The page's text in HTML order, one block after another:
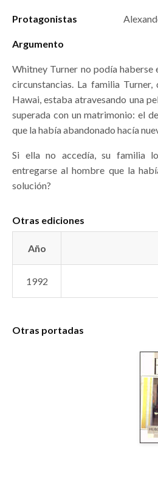
Protagonistas
Argumento
Whitney Turner no podía haberse
circunstancias. La familia
Hawai, estaba atravesando una
superada con un matrimonio: el
que la había abandonado hacía
Si ella no accedía, su familia
entregarse al hombre que la
solución?
Otras ediciones
Año
1992
Otras portadas